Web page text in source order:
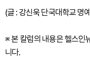
(글 : 강신욱 단국대학교 명
※ 본 칼럼의 내용은 헬스인
니다.